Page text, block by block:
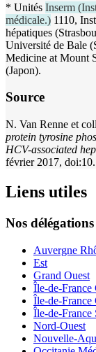
* Unités Inserm (
médicale.) 1110,
hépatiques
Université de Bale
Medicine at Mount
(Japon).
Source
N. Van Renne et
protein tyrosine
HCV-associated
février 2017,
Liens utiles
Nos
Auvergne
Est
Grand Ouest
Île-de-France
Île-de-France
Île-de-France
Nord-Ouest
Nouvelle-